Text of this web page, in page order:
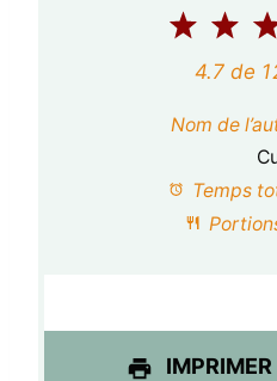
2
é
t
i
s
1
é
t
i
4.7 de
Nom de
Temps